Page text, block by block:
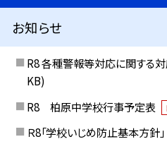
お知らせ
R8 各種警報等対応に関する対
KB)
R8 柏原中学校行事予定表
Ｒ8「学校いじめ防止基本方針」